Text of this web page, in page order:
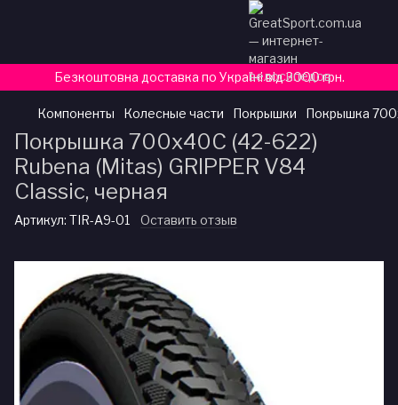
Безкоштовна доставка по Україні від 3000 грн.
Компоненты Колесные части Покрышки Покрышка
Покрышка 700x40C (42-622)
Rubena (Mitas) GRIPPER V84
Classic, черная
Артикул: TIR-A9-01 Оставить отзыв